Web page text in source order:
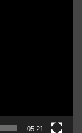
05:21